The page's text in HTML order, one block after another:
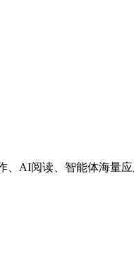
AI阅读、智能体海量